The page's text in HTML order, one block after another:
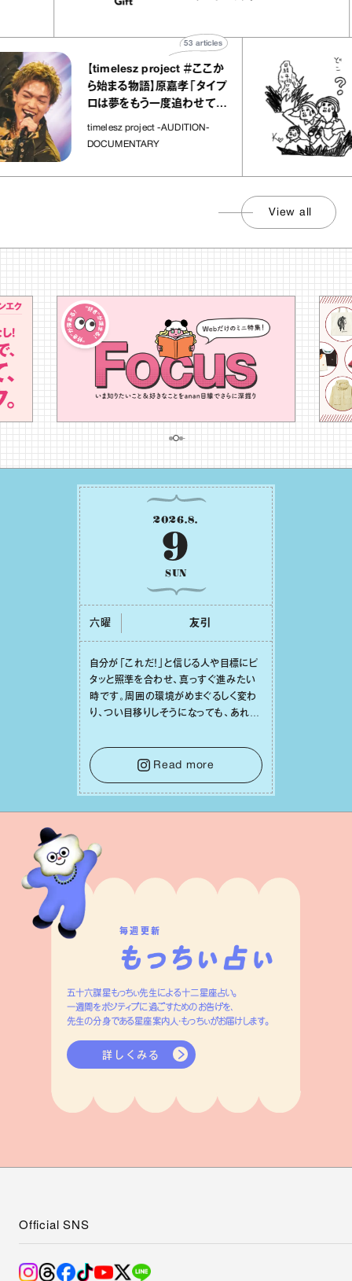
【timelesz project ＃ここか
ら始まる物語】原嘉孝「タイプ
ロは夢をもう一度追わせてく
れた場所」
timelesz project -AUDITION-
DOCUMENTARY
articles
View all
2026.8.
9
SUN
六曜 友引
⾃分が「これだ！」と信じる⼈や⽬標にピ
タッと照準を合わせ、真っすぐ進みたい
時です。周囲の環境がめまぐるしく変わ
り、つい⽬移りしそうになっても、あれこ
をそっと⼿放し、⽬の前のことに集中しま
しょう。そのブレない決意が、あなたにと
って有意義で安定した成果を引き寄せま
す。
Read more
毎週更新
五十六謀星もっちぃ先生による十二星座占い。
一週間をポジティブに過ごすためのお告げを、
先生の分身である星座案内人・もっちぃがお届けします。
詳しくみる
Official SNS